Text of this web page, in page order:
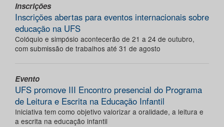
Inscrições
Inscrições abertas para eventos internacionais sobre
educação na UFS
Colóquio e simpósio acontecerão de 21 a 24 de outubro,
com submissão de trabalhos até 31 de agosto
Evento
UFS promove III Encontro presencial do Programa
de Leitura e Escrita na Educação Infantil
Iniciativa tem como objetivo valorizar a oralidade, a leitura e
a escrita na educação infantil